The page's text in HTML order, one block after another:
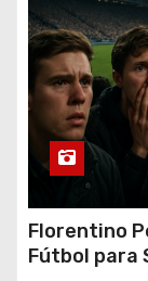
Florentino
Fútbol para